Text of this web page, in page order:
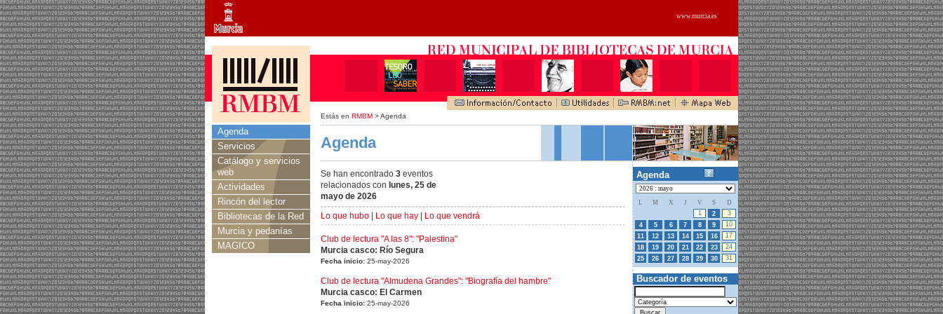
www.murcia.es
Estás en RMBM > Agenda
Agenda
Servicios
Catálogo y servicios
web
Actividades
Rincón del lector
Bibliotecas de la Red
Murcia y pedanías
MAGICO
Agenda
Se han encontrado 3 eventos
relacionados con lunes, 25 de
mayo de 2026
Lo que hubo
Lo que hay Lo que vendrá
Club de lectura "A las 8": "Palestina"
Murcia casco: Río Segura
Fecha inicio: 25-may-2026
Club de lectura "Almudena Grandes": "Biografía del hambre"
Murcia casco: El Carmen
Fecha inicio: 25-may-2026
Agenda
L M X J V S
D
1 2
3
4
5 6 7 8 9
10
11
12 13 14 15 16
17
18
19 20 21 22 23
24
25
26 27 28 29 30 31
Buscador de eventos